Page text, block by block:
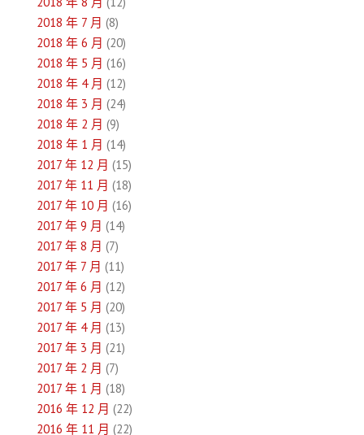
2018 年 7 月 (8)
2018 年 6 月 (20)
2018 年 5 月 (16)
2018 年 4 月 (12)
2018 年 3 月 (24)
2018 年 2 月 (9)
2018 年 1 月 (14)
2017 年 12 月 (15)
2017 年 11 月 (18)
2017 年 10 月 (16)
2017 年 9 月 (14)
2017 年 8 月 (7)
2017 年 7 月 (11)
2017 年 6 月 (12)
2017 年 5 月 (20)
2017 年 4 月 (13)
2017 年 3 月 (21)
2017 年 2 月 (7)
2017 年 1 月 (18)
2016 年 12 月 (22)
2016 年 11 月 (22)